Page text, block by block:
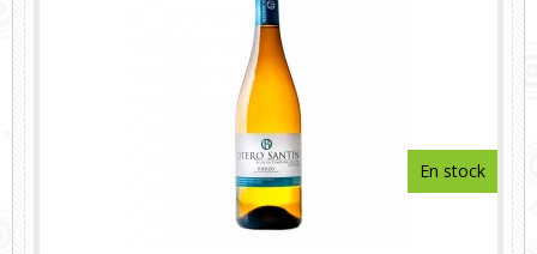
En stock